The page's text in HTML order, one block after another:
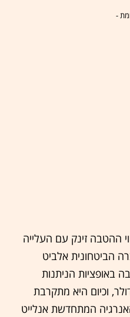
-
ההטבה זינק עם העלייה
הביטחונית אלביט
שווי ההטבה באופציות הניתנות
כ-887 מיליון דולר, וכיום היא מתקרבת
האנרגיה המתחדשת אנלייט